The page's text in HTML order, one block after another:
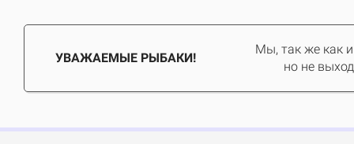
УВАЖАЕМЫЕ РЫБАКИ!
Мы, так же как
но не